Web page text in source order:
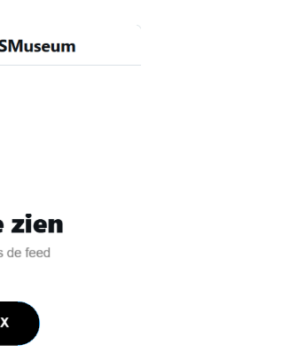
is de kunst
dat je elk
grootste Van
om zijn
in het prachtige
nog steeds